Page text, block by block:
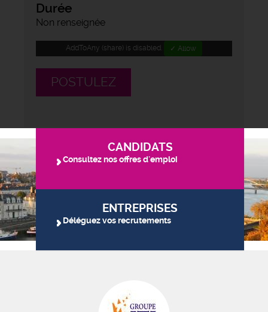
Durée
Non renseignée
AddToAny (share) is disabled. ✓ Allow
POSTULEZ
CANDIDATS
Consultez nos offres d'emploi
ENTREPRISES
Déléguez vos recrutements